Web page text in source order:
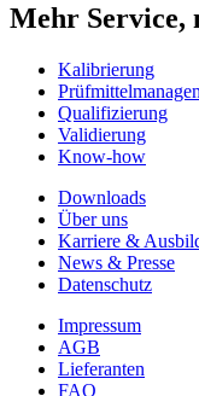
Mehr Service,
Kalibrierung
Qualifizierung
Validierung
Know-how
Downloads
Über uns
Karriere &
News & Presse
Datenschutz
Impressum
AGB
Lieferanten
FAQ